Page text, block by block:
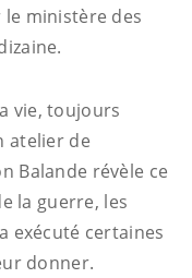
ministère des
vie, toujours
atelier de
Balande révèle ce
la guerre, les
exécuté certaines
donner.